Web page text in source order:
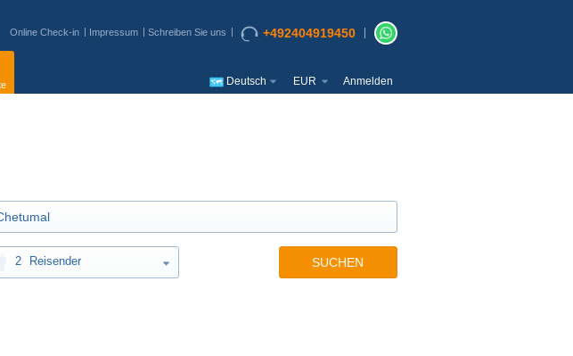
Online Check-in Impressum Schreiben Sie uns +492404919450
Deutsch EUR Anmelden
2 Reisender SUCHEN